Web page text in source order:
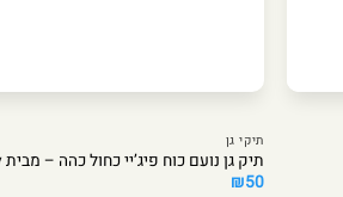
תיקי גן
תיק גן נועם כוח פיג’יי כחול כהה – מבית Kal Gav
₪50